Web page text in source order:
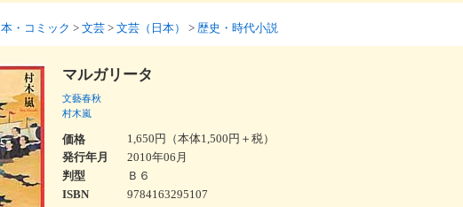
本・コミック > 文芸 > 文芸（日本） > 歴史・時代小説
マルガリータ
文藝春秋
村木嵐
価格
1,650円（本体1,500円＋税）
発行年月
2010年06月
判型
Ｂ６
ISBN
9784163295107